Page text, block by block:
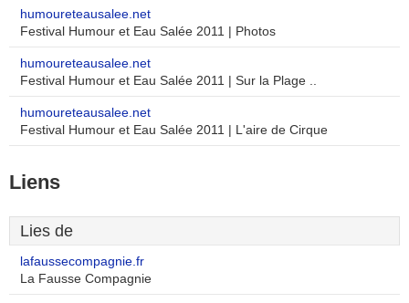
humoureteausalee.net
Festival Humour et Eau Salée 2011 | Photos
humoureteausalee.net
Festival Humour et Eau Salée 2011 | Sur la Plage ..
humoureteausalee.net
Festival Humour et Eau Salée 2011 | L'aire de Cirque
Liens
Lies de
lafaussecompagnie.fr
La Fausse Compagnie